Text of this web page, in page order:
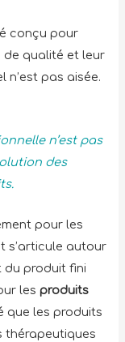
conçu pour
de qualité et leur
pas aisée.
n’est pas
des
pour les
s’articule autour
du produit fini
lesproduits
que les produits
thérapeutiques